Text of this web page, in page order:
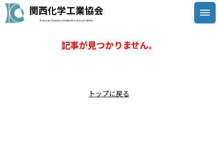
関西化学工業協会
Kansai Chemical Industry Association
記事が見つかりません。
トップに戻る